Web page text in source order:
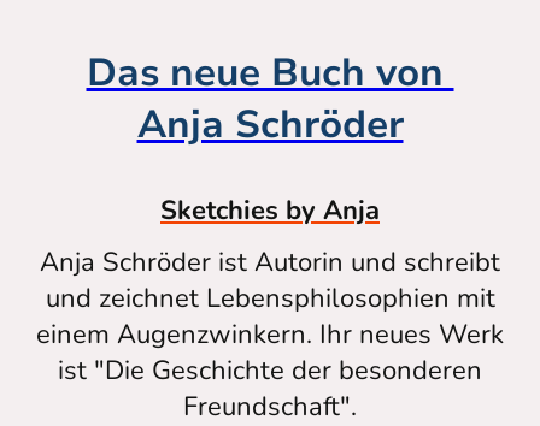
Das neue Buch von
Anja Schröder
Sketchies by Anja
Anja Schröder ist Autorin und schreibt
und zeichnet Lebensphilosophien mit
einem Augenzwinkern. Ihr neues Werk
ist "Die Geschichte der besonderen
Freundschaft".